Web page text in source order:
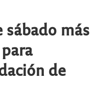
sábado más
de